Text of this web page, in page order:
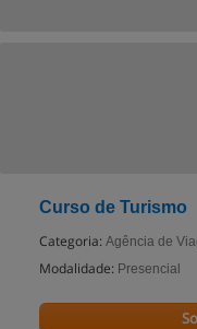
Curso de Turismo
Categoria: Agência de
Modalidade: Presencial